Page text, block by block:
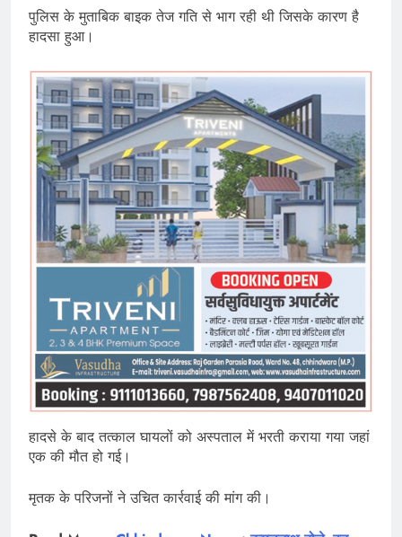
पुलिस के मुताबिक बाइक तेज गति से भाग रही थी जिसके कारण है
हादसा हुआ।
हादसे के बाद तत्काल घायलों को अस्पताल में भरती कराया गया जहां
एक की मौत हो गई।
मृतक के परिजनों ने उचित कार्रवाई की मांग की।